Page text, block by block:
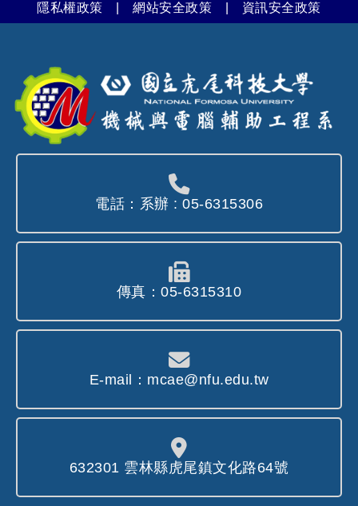
隱私權政策 |網站安全政策 資訊安全政策
電話：系辦 : 05-6315306
傳真：05-6315310
E-mail：mcae@nfu.edu.tw
632301 雲林縣虎尾鎮文化路64號